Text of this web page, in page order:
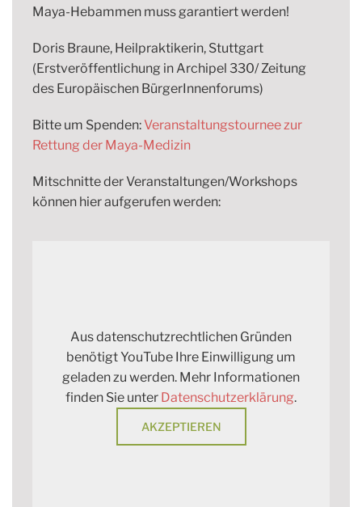
Maya-Hebammen muss garantiert werden!
Doris Braune, Heilpraktikerin, Stuttgart
(Erstveröffentlichung in Archipel 330/ Zeitung
des Europäischen BürgerInnenforums)
Bitte um Spenden: Veranstaltungstournee zur
Rettung der Maya-Medizin
Mitschnitte der Veranstaltungen/Workshops
können hier aufgerufen werden:
Aus datenschutzrechtlichen Gründen
benötigt YouTube Ihre Einwilligung um
geladen zu werden. Mehr Informationen
finden Sie unter Datenschutzerklärung.
AKZEPTIEREN